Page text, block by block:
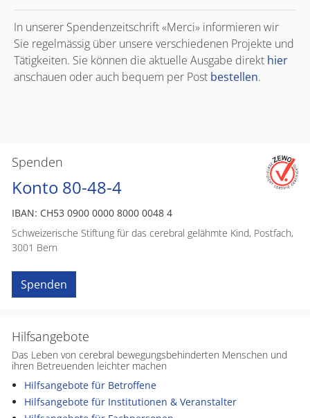
Spenden
Konto 80-48-4
IBAN: CH53 0900 0000 8000 0048 4
Schweizerische Stiftung für das cerebral gelähmte Kind, Postfach,
3001 Bern
Spenden
Hilfsangebote
Das Leben von cerebral bewegungsbehinderten Menschen und
ihren Betreuenden leichter machen
Hilfsangebote für Betroffene
Hilfsangebote für Institutionen & Veranstalter
In unserer Spendenzeitschrift «Merci» informieren wir
Sie regelmässig über unsere verschiedenen Projekte und
Tätigkeiten. Sie können die aktuelle Ausgabe direkt hier
anschauen oder auch bequem per Post bestellen.